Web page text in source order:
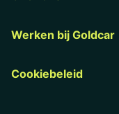
Werken bij Goldcar
Cookiebeleid